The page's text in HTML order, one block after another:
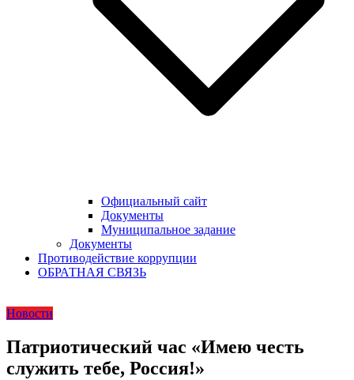
Официальный сайт
Документы
Муниципальное задание
Документы
Противодействие коррупции
ОБРАТНАЯ СВЯЗЬ
Новости
Патриотический час «Имею честь
служить тебе, Россия!»